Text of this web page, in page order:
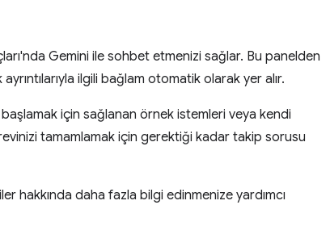
Gemini ile sohbet etmenizi sağlar. Bu panelden
ilgili bağlam otomatik olarak yer alır.
için sağlanan örnek istemleri veya kendi
tamamlamak için gerektiği kadar takip sorusu
hakkında daha fazla bilgi edinmenize yardımcı